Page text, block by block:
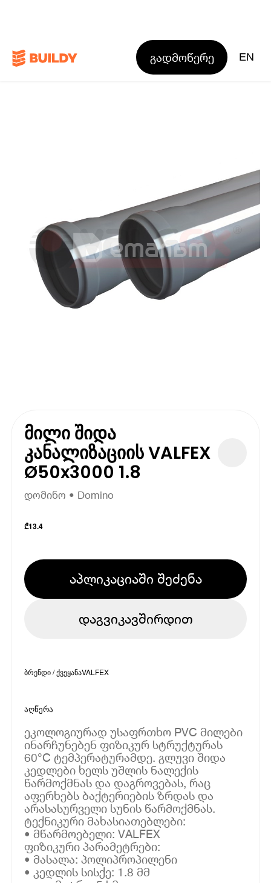
გადმოწერე EN
მილი შიდა
კანალიზაციის VALFEX
Ø50x3000 1.8
დომინო • Domino
₾13.4
აპლიკაციაში შეძენა
დაგვიკავშირდით
ბრენდი / ქვეყანაVALFEX
აღწერა
ეკოლოგიურად უსაფრთხო PVC მილები
ინარჩუნებენ ფიზიკურ სტრუქტურას
60°C ტემპერატურამდე. გლუვი შიდა
კედლები ხელს უშლის ნალექის
წარმოქმნას და დაგროვებას, რაც
აფერხებს ბაქტერიების ზრდას და
არასასურველი სუნის წარმოქმნას.
ტექნიკური მახასიათებლები:
• მწარმოებელი: VALFEX
ფიზიკური პარამეტრები:
• მასალა: პოლიპროპილენი
• კედლის სისქე: 1.8 მმ